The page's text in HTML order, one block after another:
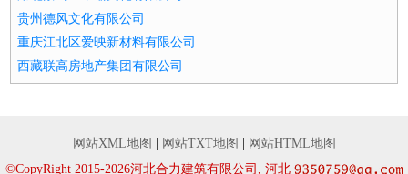
贵州德风文化有限公司
重庆江北区爱映新材料有限公司
西藏联高房地产集团有限公司
网站XML地图 网站TXT地图
网站HTML地图
©CopyRight 2015-2026河北合力建筑有限公司, 河北